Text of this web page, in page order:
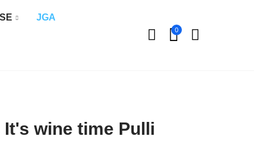
JGA
0
wine time Pulli